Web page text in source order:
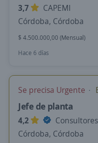
3,7
CAPEMI
Córdoba, Córdoba
$ 4.500.000,00 (Mensual)
Hace 6 días
Se precisa Urgente
Jefe de planta
4,2
Córdoba, Córdoba